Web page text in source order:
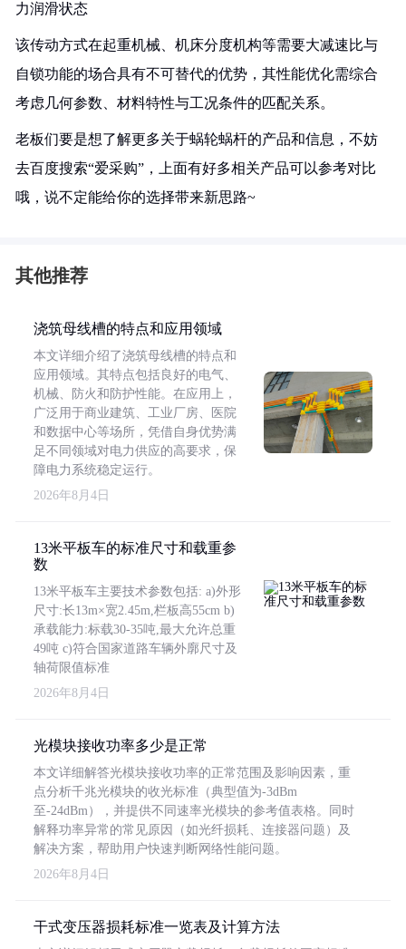
力润滑状态
该传动方式在起重机械、机床分度机构等需要大减速比与
自锁功能的场合具有不可替代的优势，其性能优化需综合
考虑几何参数、材料特性与工况条件的匹配关系。
老板们要是想了解更多关于蜗轮蜗杆的产品和信息，不妨
去百度搜索“爱采购”，上面有好多相关产品可以参考对比
哦，说不定能给你的选择带来新思路~
其他推荐
浇筑母线槽的特点和应用领域
本文详细介绍了浇筑母线槽的特点和
应用领域。其特点包括良好的电气、
机械、防火和防护性能。在应用上，
广泛用于商业建筑、工业厂房、医院
和数据中心等场所，凭借自身优势满
足不同领域对电力供应的高要求，保
障电力系统稳定运行。
2026年8月4日
13米平板车的标准尺寸和载重参
数
13米平板车主要技术参数包括: a)外形
尺寸:长13m×宽2.45m,栏板高55cm b)
承载能力:标载30-35吨,最大允许总重
49吨 c)符合国家道路车辆外廓尺寸及
轴荷限值标准
2026年8月4日
光模块接收功率多少是正常
本文详细解答光模块接收功率的正常范围及影响因素，重
点分析千兆光模块的收光标准（典型值为-3dBm
至-24dBm），并提供不同速率光模块的参考值表格。同时
解释功率异常的常见原因（如光纤损耗、连接器问题）及
解决方案，帮助用户快速判断网络性能问题。
2026年8月4日
干式变压器损耗标准一览表及计算方法